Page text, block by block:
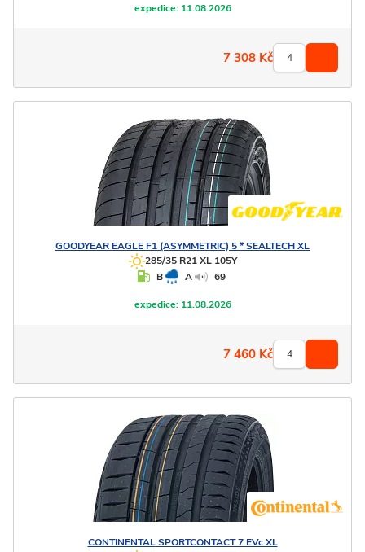
expedice:11.08.2026
7 308 Kč
GOODYEAR EAGLE F1 (ASYMMETRIC) 5 * SEALTECH XL
285/35 R21 XL 105Y
B
A 69
expedice:11.08.2026
7 460 Kč
CONTINENTALSPORTCONTACT 7 EVc XL